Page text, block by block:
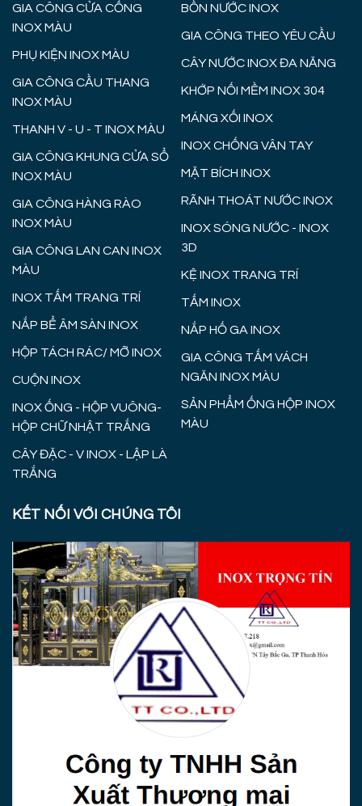
GIA CÔNG CỬA CỔNG
INOX MÀU
PHỤ KIỆN INOX MÀU
GIA CÔNG CẦU THANG
INOX MÀU
THANH V - U - T INOX MÀU
GIA CÔNG KHUNG CỬA SỔ
INOX MÀU
GIA CÔNG HÀNG RÀO
INOX MÀU
GIA CÔNG LAN CAN INOX
MÀU
INOX TẤM TRANG TRÍ
NẮP BỂ ÂM SÀN INOX
HỘP TÁCH RÁC/ MỠ INOX
CUỘN INOX
INOX ỐNG - HỘP VUÔNG-
HỘP CHỮ NHẬT TRẮNG
CÂY ĐẶC - V INOX - LẬP LÀ
TRẮNG
BỒN NƯỚC INOX
GIA CÔNG THEO YÊU CẦU
CÂY NƯỚC INOX ĐA NĂNG
KHỚP NỐI MỀM INOX 304
MÁNG XỐI INOX
INOX CHỐNG VÂN TAY
MẶT BÍCH INOX
RÃNH THOÁT NƯỚC INOX
INOX SÓNG NƯỚC - INOX
3D
KỆ INOX TRANG TRÍ
TẤM INOX
NẮP HỐ GA INOX
GIA CÔNG TẤM VÁCH
NGĂN INOX MÀU
SẢN PHẨM ỐNG HỘP INOX
MÀU
KẾT NỐI VỚI CHÚNG TÔI